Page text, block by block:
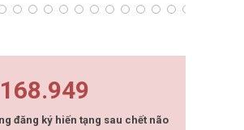
168.949
đăng ký hiến tạng sau chết não